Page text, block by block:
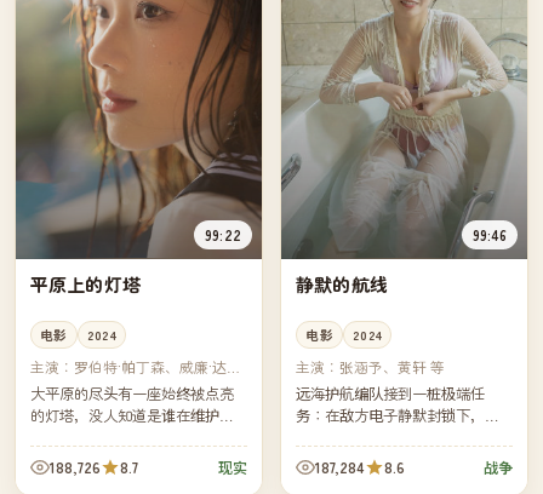
99:22
平原上的灯塔
电影 2024
主演： 罗伯特·帕丁森、威廉·达福
等
大平原的尽头有一座始终被点亮
的灯塔，没人知道是谁在维护
开车追到那里，并住下来找出答
案。
188,726 8.7 现实
99:46
静默的航线
电影 2024
主演： 张涵予、黄轩 等
远海护航编队接到一桩极端任
务：在敌方电子静默封锁下，穿
域。指挥官必须重新学会只靠纸
海图与星辰判断方向。
187,284 8.6 战争